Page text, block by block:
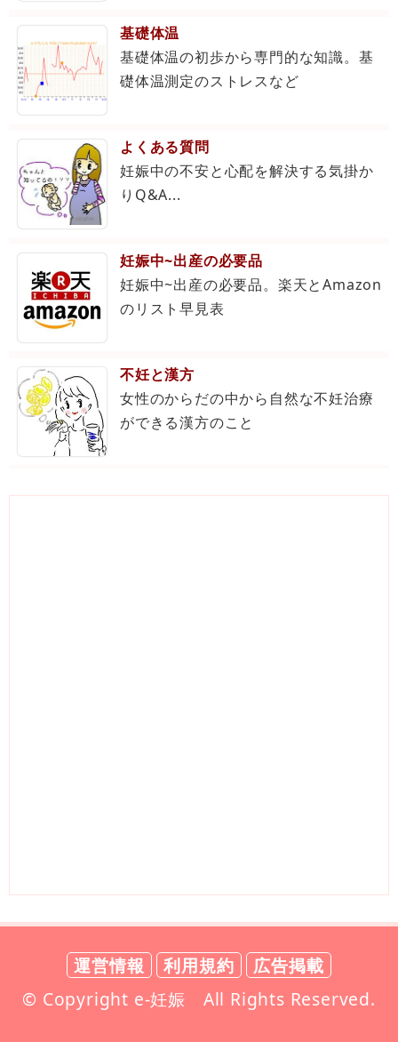
基礎体温
基礎体温の初歩から専門的な知識。基
礎体温測定のストレスなど
よくある質問
妊娠中の不安と心配を解決する気掛か
りQ&A...
妊娠中~出産の必要品
妊娠中~出産の必要品。楽天とAmazon
のリスト早見表
不妊と漢方
女性のからだの中から自然な不妊治療
ができる漢方のこと
運営情報 利用規約
広告掲載
© Copyright e-妊娠 All Rights Reserved.